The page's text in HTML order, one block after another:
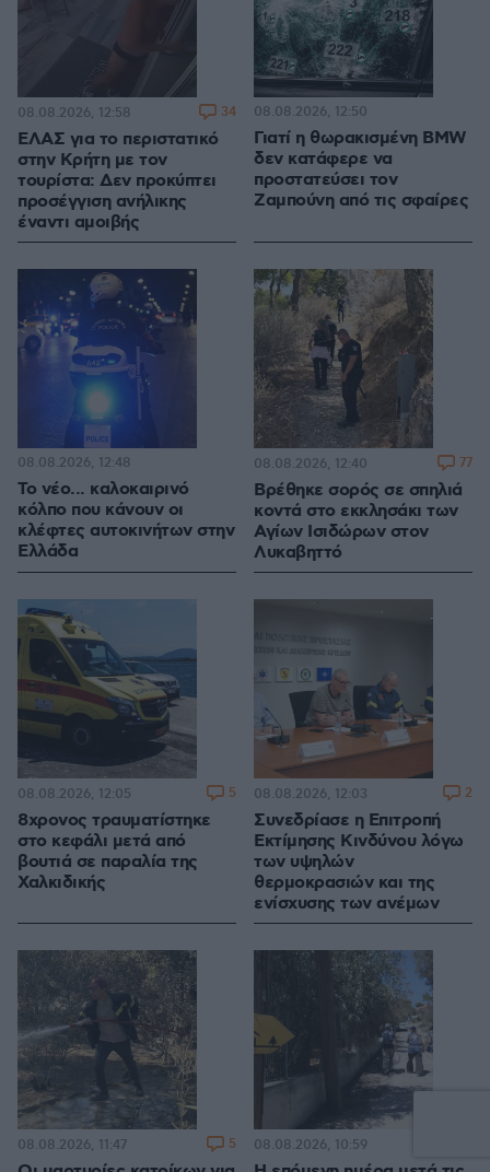
ΕΛΑΣ για το περιστατικό
στην Κρήτη με τον
τουρίστα: Δεν προκύπτει
προσέγγιση ανήλικης
έναντι αμοιβής
08.08.2026, 12:58 34
Γιατί η θωρακισμένη BMW
δεν κατάφερε να
προστατεύσει τον
Ζαμπούνη από τις σφαίρες
08.08.2026, 12:50
Το νέο... καλοκαιρινό
κόλπο που κάνουν οι
κλέφτες αυτοκινήτων στην
Ελλάδα
08.08.2026, 12:48
Βρέθηκε σορός σε σπηλιά
κοντά στο εκκλησάκι των
Αγίων Ισιδώρων στον
Λυκαβηττό
08.08.2026, 12:40 77
8χρονος τραυματίστηκε
στο κεφάλι μετά από
βουτιά σε παραλία της
Χαλκιδικής
08.08.2026, 12:05 5
Συνεδρίασε η Επιτροπή
Εκτίμησης Κινδύνου λόγω
των υψηλών
θερμοκρασιών και της
ενίσχυσης των ανέμων
08.08.2026, 12:03 2
08.08.2026, 11:47 5 08.08.2026, 10:59